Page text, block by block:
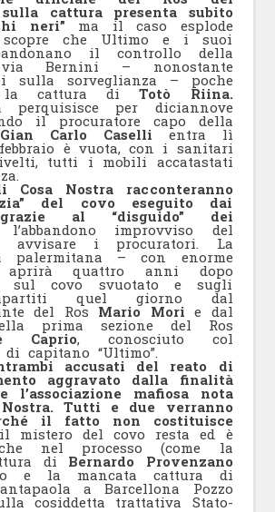
cattura presenta subito
neri” ma il caso esplode
che Ultimo e i suoi
il controllo della
Bernini – nonostante
sulla sorveglianza – poche
la cattura diTotò Riina.
perquisisce per diciannove
il procuratore capo della
Gian Carlo Caselli entra lì
è vuota, con i sanitari
tutti i mobili accatastati
Nostra racconteranno
del covo eseguito dai
al “disguido” dei
improvviso del
avvisare i procuratori. La
palermitana – con enorme
quattro anni dopo
sul covo svuotato e sugli
quel giorno dal
del Ros Mario Mori e dal
prima sezione del Ros
Caprio, conosciuto col
capitano “Ultimo”.
accusati del reato di
aggravato dalla finalità
l’associazione mafiosa nota
Nostra. Tutti e due verranno
il fatto non costituisce
mistero del covo resta ed è
nel processo (come la
di Bernardo Provenzano
e la mancata cattura di
a Barcellona Pozzo
cosiddetta trattativa Stato-